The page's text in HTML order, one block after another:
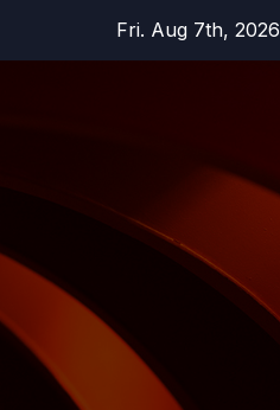
Fri. Aug 7th, 2026